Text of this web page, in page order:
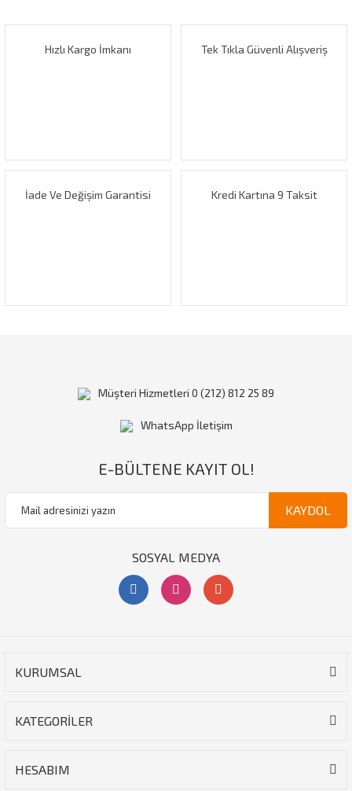
Görüş ve önerileriniz için teşekkür ederiz.
Hızlı Kargo İmkanı Tek Tıkla Güvenli Alışveriş
İade Ve Değişim Garantisi Kredi Kartına 9 Taksit
KURUMSAL
KATEGORİLER
HESABIM
Müşteri Hizmetleri 0 (212) 812 25 89
WhatsApp İletişim
E-BÜLTENE KAYIT OL!
KAYDOL
SOSYAL MEDYA